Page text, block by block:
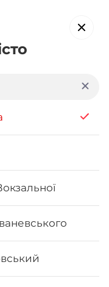
про все інше ми
Роли від шефа